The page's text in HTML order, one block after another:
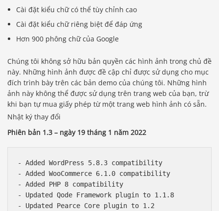
Cài đặt kiểu chữ có thể tùy chỉnh cao
Cài đặt kiểu chữ riêng biệt để đáp ứng
Hơn 900 phông chữ của Google
Chúng tôi không sở hữu bản quyền các hình ảnh trong chủ đề
này. Những hình ảnh được đề cập chỉ được sử dụng cho mục
đích trình bày trên các bản demo của chúng tôi. Những hình
ảnh này không thể được sử dụng trên trang web của bạn, trừ
khi bạn tự mua giấy phép từ một trang web hình ảnh có sẵn.
Nhật ký thay đổi
Phiên bản 1.3 – ngày 19 tháng 1 năm 2022
- Added WordPress 5.8.3 compatibility
- Added WooCommerce 6.1.0 compatibility
- Added PHP 8 compatibility
- Updated Qode Framework plugin to 1.1.8
- Updated Pearce Core plugin to 1.2